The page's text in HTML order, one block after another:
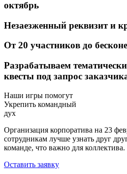
октябрь
Незаезженный реквизити
От 20 участников до
Разрабатываем
квесты под запрос
Наши игры помогут
Укрепить командный
дух
Организация корпоратива на 23
сотрудникам лучше узнать друг
команде, что важно для коллектива.
Оставить заявку